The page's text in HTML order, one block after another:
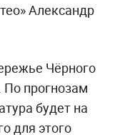
Александр
Чёрного
По прогнозам
будет на
для этого